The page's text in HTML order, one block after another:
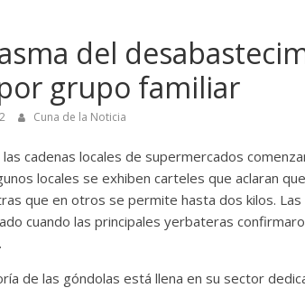
del
grupo familiar
Cuna de la Noticia
cadenas locales de supermercados
locales se exhiben carteles que aclaran
que en otros se permite hasta dos kilos.
cuando las principales yerbateras
de las góndolas está llena en su sector